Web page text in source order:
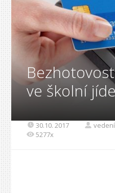
ve školní
30.10. 2017
5277x